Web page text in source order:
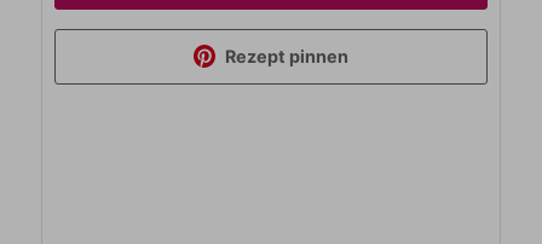
Rezept pinnen